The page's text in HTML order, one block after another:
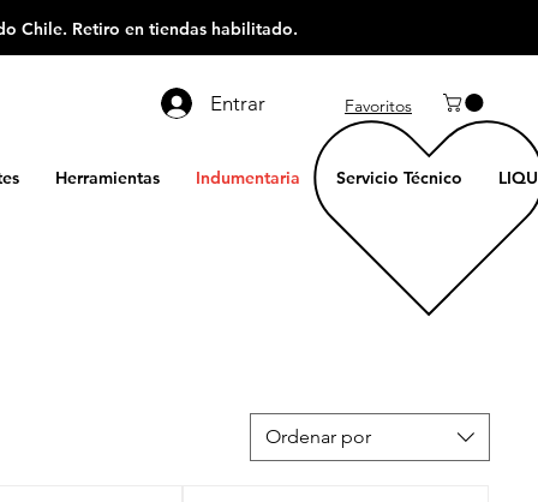
Chile. Retiro en tiendas habilitado.
Entrar Favoritos
Herramientas Indumentaria Servicio Técnico
Ordenar por